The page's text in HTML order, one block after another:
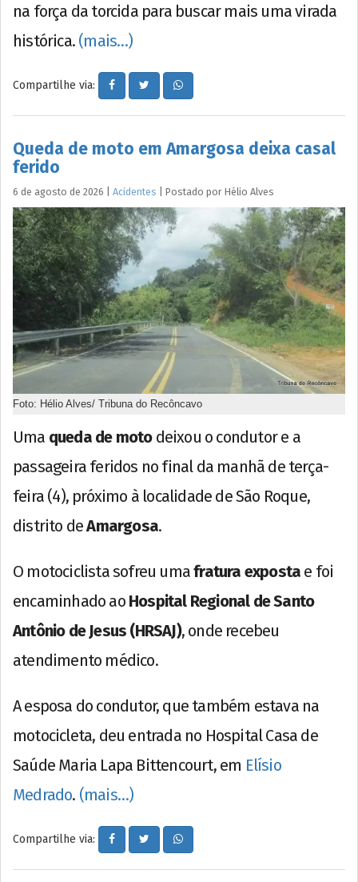
na força da torcida para buscar mais uma virada
histórica. (mais…)
Compartilhe via:
Queda de moto em Amargosa deixa casal
ferido
6 de agosto de 2026 Acidentes Postado por Hélio Alves
Foto: Hélio Alves/ Tribuna do Recôncavo
Uma queda de motodeixou o condutor e a
passageira feridos no final da manhã de terça-
feira (4), próximo à localidade de São Roque,
distrito deAmargosa.
O motociclista sofreu umafratura exposta e foi
encaminhado ao Hospital Regional de Santo
Antônio de Jesus (HRSAJ), onde recebeu
atendimento médico.
A esposa do condutor, que também estava na
motocicleta, deu entrada no Hospital Casa de
Saúde Maria Lapa Bittencourt, em Elísio
Medrado. (mais…)
Compartilhe via: